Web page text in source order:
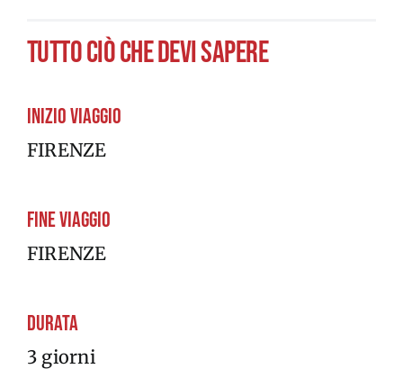
tutto ciò che devi sapere
Inizio viaggio
FIRENZE
Fine viaggio
FIRENZE
Durata
3 giorni